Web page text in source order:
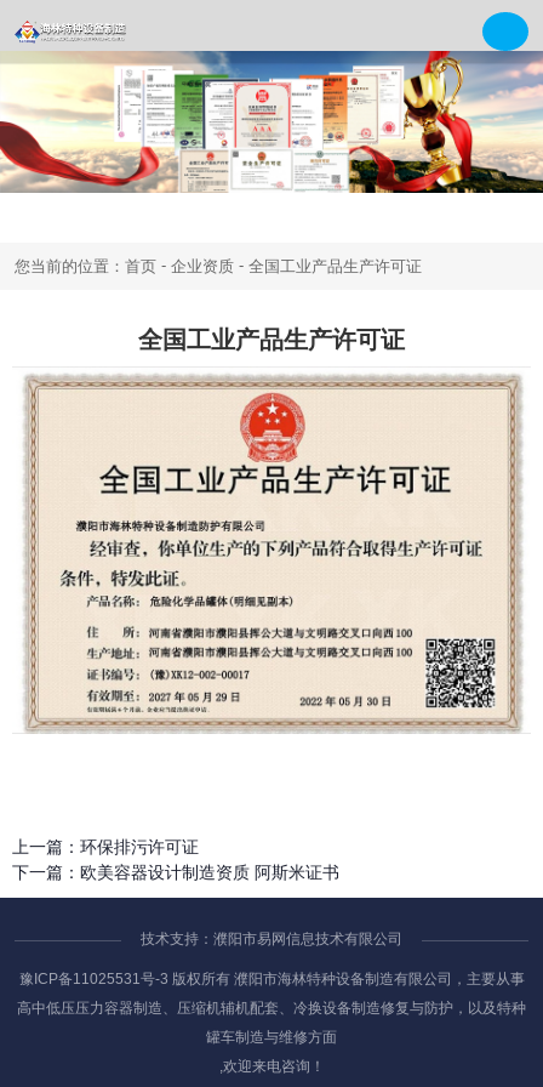
您当前的位置：首页 - 企业资质 - 全国工业产品生产许可证
全国工业产品生产许可证
上一篇： 环保排污许可证
下一篇： 欧美容器设计制造资质 阿斯米证书
技术支持：濮阳市易网信息技术有限公司
豫ICP备11025531号-3 版权所有 濮阳市海林特种设备制造有限公司，主要从事
高中低压压力容器制造、压缩机辅机配套、冷换设备制造修复与防护，以及特种
罐车制造与维修方面
,欢迎来电咨询！